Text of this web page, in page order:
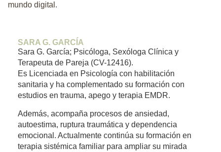
mundo digital.
SARA G. GARCÍA
Sara G. García; Psicóloga, Sexóloga Clínica y
Terapeuta de Pareja (CV-12416).
Es Licenciada en Psicología con habilitación
sanitaria y ha complementado su formación con
estudios en trauma, apego y terapia EMDR.
Además, acompaña procesos de ansiedad,
autoestima, ruptura traumática y dependencia
emocional. Actualmente continúa su formación en
terapia sistémica familiar para ampliar su mirada